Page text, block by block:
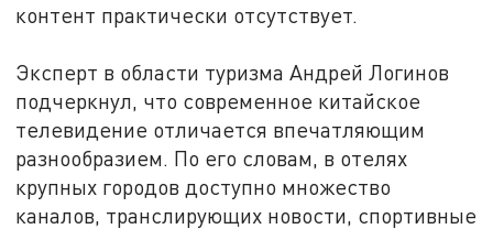
контент практически отсутствует.
Эксперт в области туризма Андрей Логинов
подчеркнул, что современное китайское
телевидение отличается впечатляющим
разнообразием. По его словам, в отелях
крупных городов доступно множество
каналов, транслирующих новости, спортивные